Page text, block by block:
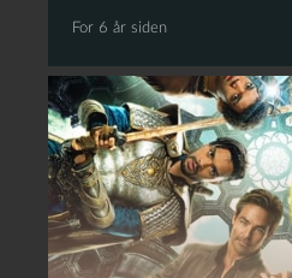
For 6 år siden